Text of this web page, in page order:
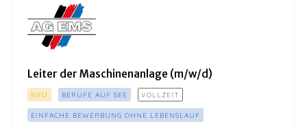
Leiter der Maschinenanlage (m/w/d)
NEU BERUFE AUF SEE VOLLZEIT
EINFACHE BEWERBUNG OHNE LEBENSLAUF